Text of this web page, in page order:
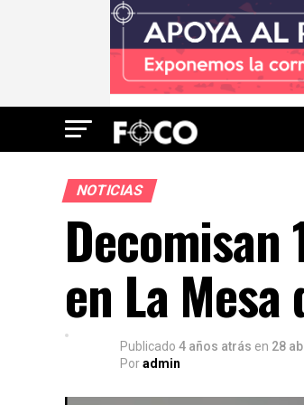
NOTICIAS
en La Mesa
Publicado 4 años atrás en 28
Poradmin